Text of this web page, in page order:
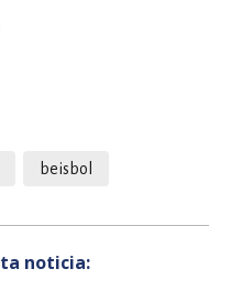
beisbol
noticia: